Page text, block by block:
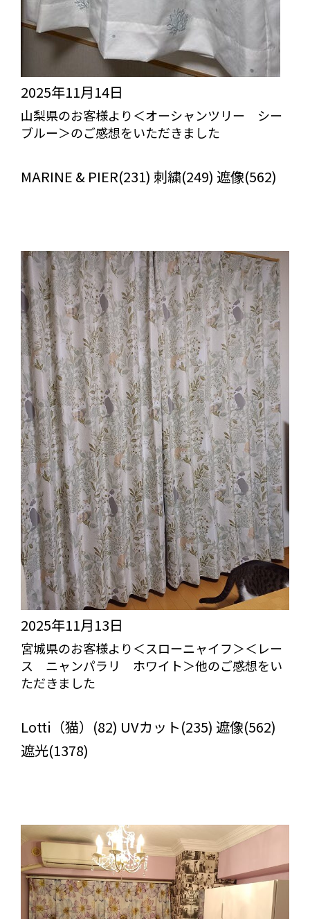
2025年11月14日
山梨県のお客様より＜オーシャンツリー シー
ブルー＞のご感想をいただきました
MARINE & PIER(231) 刺繍(249) 遮像(562)
2025年11月13日
宮城県のお客様より＜スローニャイフ＞＜レー
ス ニャンパラリ ホワイト＞他のご感想をい
ただきました
Lotti（猫）(82) UVカット(235) 遮像(562)
遮光(1378)